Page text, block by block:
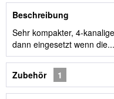
Beschreibung
Sehr kompakter, 4-
dann eingesetzt wenn die...
Zubehör 1